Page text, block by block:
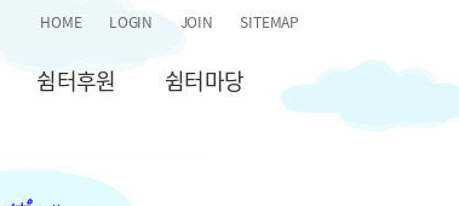
HOME LOGIN JOIN SITEMAP
쉼터후원 쉼터마당